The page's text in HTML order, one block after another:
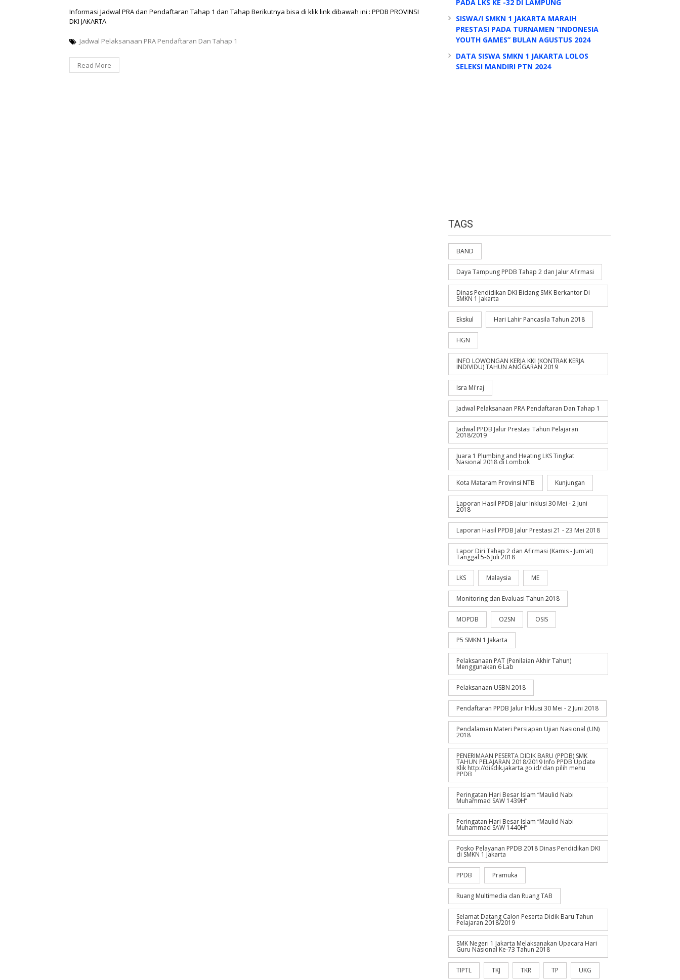
Informasi Jadwal PRA dan Pendaftaran Tahap 1 dan Tahap Berikutnya bisa di klik link dibawah ini : PPDB PROVINSI
DKI JAKARTA
Jadwal Pelaksanaan PRA Pendaftaran Dan Tahap 1
Read More
PADA LKS KE -32 DI LAMPUNG
SISWA/I SMKN 1 JAKARTA MARAIH
PRESTASI PADA TURNAMEN “INDONESIA
YOUTH GAMES” BULAN AGUSTUS 2024
DATA SISWA SMKN 1 JAKARTA LOLOS
SELEKSI MANDIRI PTN 2024
TAGS
BAND
Daya Tampung PPDB Tahap 2 dan Jalur Afirmasi
Dinas Pendidikan DKI Bidang SMK Berkantor Di
SMKN 1 Jakarta
Ekskul Hari Lahir Pancasila Tahun 2018
HGN
INFO LOWONGAN KERJA KKI (KONTRAK KERJA
INDIVIDU) TAHUN ANGGARAN 2019
Isra Mi'raj
Jadwal Pelaksanaan PRA Pendaftaran Dan Tahap 1
Jadwal PPDB Jalur Prestasi Tahun Pelajaran
2018/2019
Juara 1 Plumbing and Heating LKS Tingkat
Nasional 2018 di Lombok
Kota Mataram Provinsi NTB Kunjungan
Laporan Hasil PPDB Jalur Inklusi 30 Mei - 2 Juni
2018
Laporan Hasil PPDB Jalur Prestasi 21 - 23 Mei 2018
Lapor Diri Tahap 2 dan Afirmasi (Kamis - Jum'at)
Tanggal 5-6 Juli 2018
LKS Malaysia ME
Monitoring dan Evaluasi Tahun 2018
MOPDB O2SN OSIS
P5 SMKN 1 Jakarta
Pelaksanaan PAT (Penilaian Akhir Tahun)
Menggunakan 6 Lab
Pelaksanaan USBN 2018
Pendaftaran PPDB Jalur Inklusi 30 Mei - 2 Juni 2018
Pendalaman Materi Persiapan Ujian Nasional (UN)
2018
PENERIMAAN PESERTA DIDIK BARU (PPDB) SMK
TAHUN PELAJARAN 2018/2019 Info PPDB Update
Klik http://disdik.jakarta.go.id/ dan pilih menu
PPDB
Peringatan Hari Besar Islam “Maulid Nabi
Muhammad SAW 1439H”
Peringatan Hari Besar Islam “Maulid Nabi
Muhammad SAW 1440H”
Posko Pelayanan PPDB 2018 Dinas Pendidikan DKI
di SMKN 1 Jakarta
PPDB Pramuka
Ruang Multimedia dan Ruang TAB
Selamat Datang Calon Peserta Didik Baru Tahun
Pelajaran 2018/2019
SMK Negeri 1 Jakarta Melaksanakan Upacara Hari
Guru Nasional Ke-73 Tahun 2018
TIPTL TKJ TKR TP UKG